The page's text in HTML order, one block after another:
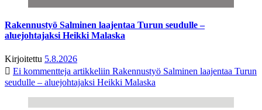
Rakennustyö Salminen laajentaa Turun seudulle –
aluejohtajaksi Heikki Malaska
Kirjoitettu 5.8.2026
Ei kommentteja artikkeliin Rakennustyö Salminen laajentaa Turun
seudulle – aluejohtajaksi Heikki Malaska